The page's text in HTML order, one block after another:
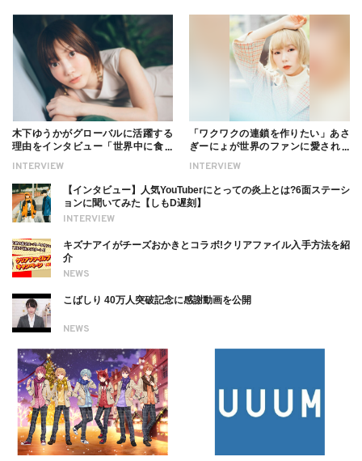
INTERVIEW
木下ゆうかがグローバルに活躍する
理由をインタビュー「世界中に食べ
ついても
INTERVIEW
「ワクワクの連鎖を作りたい」あさ
ぎーにょが世界のファンに愛される
INTERVIEW
【インタビュー】人気YouTuberにとっての炎上とは?6面ステーシ
ョンに聞いてみた【しもD遅刻】
NEWS
キズナアイがチーズおかきとコラボ!クリアファイル入手方法を紹
介
NEWS
こばしり 40万人突破記念に感謝動画を公開